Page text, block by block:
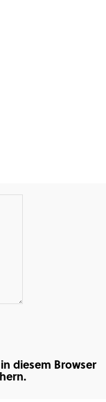
diesem Browser